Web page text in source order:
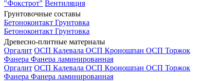
"Фокстрот" Вентиляция
Грунтовочные составы
Бетоноконтакт Грунтовка
Бетоноконтакт Грунтовка
Древесно-плитные материалы
Оргалит ОСП Калевала ОСП Кроношпан ОСП Торжок
Фанера Фанера ламинированная
Оргалит ОСП Калевала ОСП Кроношпан ОСП Торжок
Фанера Фанера ламинированная